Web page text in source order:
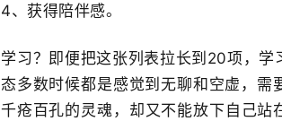
4、​获得陪伴感。
学习？即便把这张列表拉长到20项，
态多数时候都是感觉到无聊和空虚，​需
千疮百孔的灵魂，​却又不能放下自己站